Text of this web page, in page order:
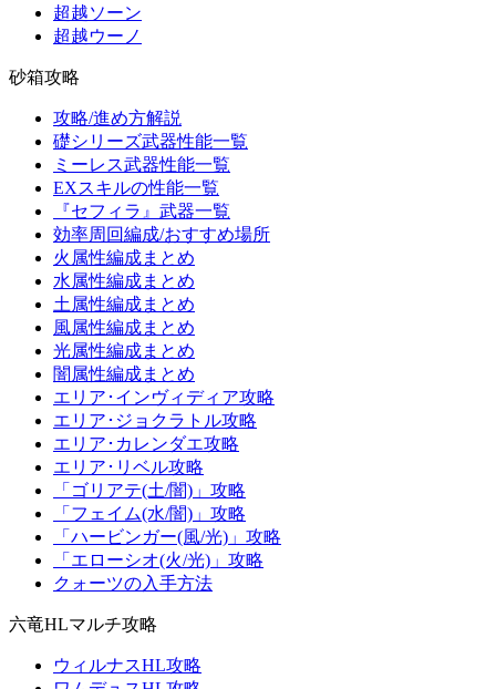
超越ソーン
超越ウーノ
砂箱攻略
攻略/進め方解説
礎シリーズ武器性能一覧
ミーレス武器性能一覧
EXスキルの性能一覧
『セフィラ』武器一覧
効率周回編成/おすすめ場所
火属性編成まとめ
水属性編成まとめ
土属性編成まとめ
風属性編成まとめ
光属性編成まとめ
闇属性編成まとめ
エリア･インヴィディア攻略
エリア･ジョクラトル攻略
エリア･カレンダエ攻略
エリア･リベル攻略
「ゴリアテ(土/闇)」攻略
「フェイム(水/闇)」攻略
「ハービンガー(風/光)」攻略
「エローシオ(火/光)」攻略
クォーツの入手方法
六竜HLマルチ攻略
ウィルナスHL攻略